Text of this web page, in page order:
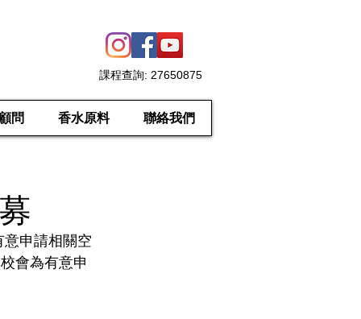
課程查詢: 27650875
問 香水原料 聯絡我們
申請相關空
會為有意申